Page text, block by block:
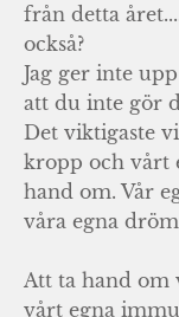
från detta
också?
Jag ger inte
att du inte gör
Det viktigaste
kropp och vårt
hand om. Vår
våra egna
Att ta hand om
vårt egna